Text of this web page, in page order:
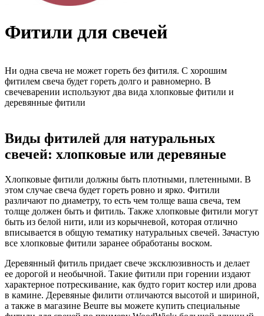
Фитили для свечей
Ни одна свеча не может гореть без фитиля. С хорошим
фитилем свеча будет гореть долго и равномерно. В
свечеварении используют два вида хлопковые фитили и
деревянные фитили
Виды фитилей для натуральных
свечей: хлопковые или деревяные
Хлопковые фитили должны быть плотными, плетенными. В
этом случае свеча будет гореть ровно и ярко. Фитили
различают по диаметру, то есть чем толще ваша свеча, тем
толще должен быть и фитиль. Также хлопковые фитили могут
быть из белой нити, или из корычневой, которая отлично
вписывается в общую тематику натуральных свечей. Зачастую
все хлопковые фитили заранее обработаны воском.
Деревянный фитиль придает свече эксклюзивность и делает
ее дорогой и необычной. Такие фитили при горении издают
характерное потрескивание, как будто горит костер или дрова
в камине. Деревяные филити отличаются высотой и шириной,
а также в магазине Beurre вы можете купить специальные